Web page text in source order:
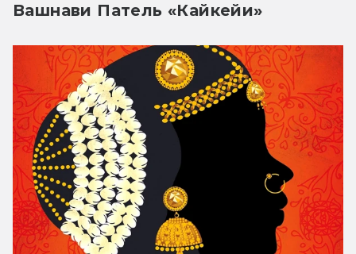
Вашнави Патель «Кайкейи»